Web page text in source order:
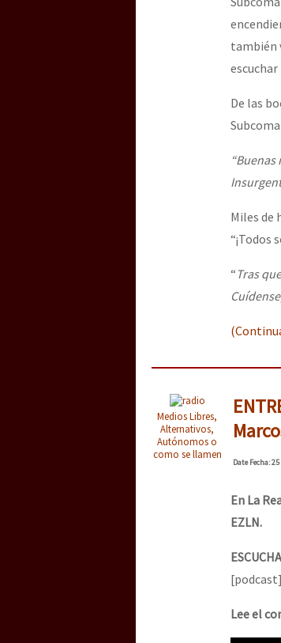
[25 abr –
también
De las
Miles de
“¡Todos
“ Tras
Medios Libres,
Alternativos,
Autónomos o
como se llamen
DateFecha:
En La
EZLN.
Lee el